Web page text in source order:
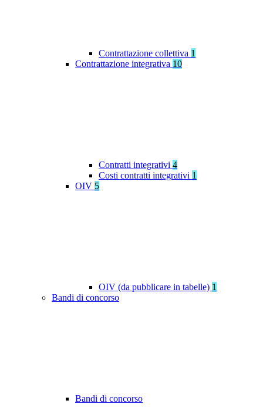
Contrattazione collettiva 1
Contrattazione integrativa 10
Contratti integrativi 4
Costi contratti integrativi 1
OIV 5
OIV (da pubblicare in tabelle) 1
Bandi di concorso
Bandi di concorso